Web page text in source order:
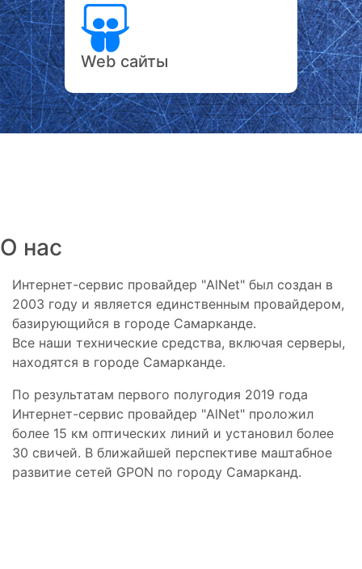
Web сайты
О нас
Интернет-сервис провайдер "AlNet" был создан в
2003 году и является единственным провайдером,
базирующийся в городе Самарканде.
Все наши технические средства, включая серверы,
находятся в городе Самарканде.
По результатам первого полугодия 2019 года
Интернет-сервис провайдер "AlNet" проложил
более 15 км оптических линий и установил более
30 свичей. В ближайшей перспективе маштабное
развитие сетей GPON по городу Самарканд.